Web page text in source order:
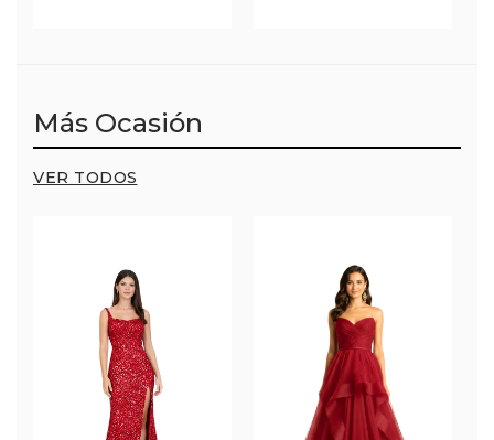
Más Ocasión
VER TODOS